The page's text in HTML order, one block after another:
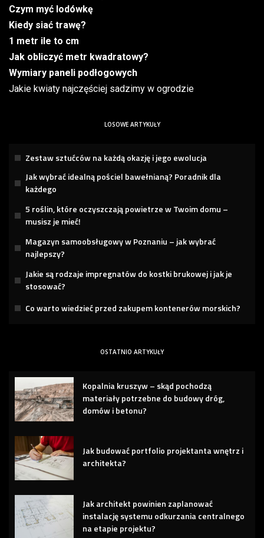
Czym myć lodówkę
Kiedy siać trawę?
1 metr ile to cm
Jak obliczyć metr kwadratowy?
Wymiary paneli podłogowych
Jakie kwiaty najczęściej sadzimy w ogrodzie
LOSOWE ARTYKUŁY
Zestaw sztućców na każdą okazję i jego ewolucja
Jak wybrać idealną pościel bawełnianą? Poradnik dla
każdego
5 roślin, które oczyszczają powietrze w Twoim domu –
musisz je mieć!
Magazyn samoobsługowy w Poznaniu – jak wybrać
najlepszy?
Jakie są rodzaje impregnatów do kostki brukowej i jak je
stosować?
Co warto wiedzieć przed zakupem kontenerów morskich?
OSTATNIO ARTYKUŁY
Kopalnia kruszyw – skąd pochodzą
materiały potrzebne do budowy dróg,
domów i betonu?
Jak budować portfolio projektanta wnętrz i
architekta?
Jak architekt powinien zaplanować
instalację systemu odkurzania centralnego
na etapie projektu?